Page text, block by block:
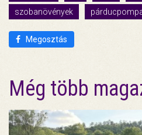
szobanövények
Megosztás
Még több